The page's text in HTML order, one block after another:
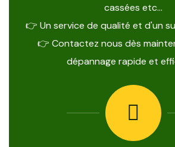
cassées etc…
👉 Un service de qualité et d'un
👉 Contactez nous dès
dépannage rapide et